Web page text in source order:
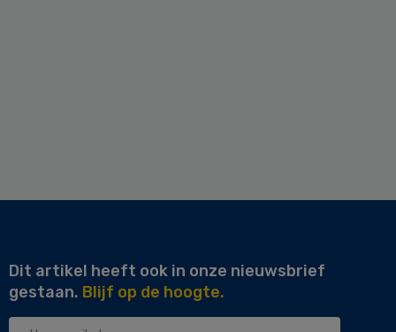
Dit artikel heeft ook in onze nieuwsbrief
gestaan. Blijf op de hoogte.
Uw